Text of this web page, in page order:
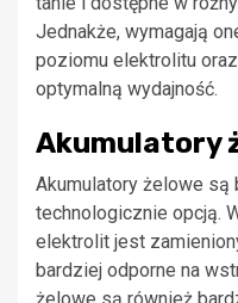
Jednakże, wymagają
poziomu elektrolitu
optymalną wydajność.
Akumulatory
Akumulatory żelowe są
technologicznie opcją.
elektrolit jest
bardziej odporne na